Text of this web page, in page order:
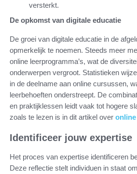
versterkt.
De opkomst van digitale educatie
De groei van digitale educatie in de
opmerkelijk te noemen. Steeds meer
online leerprogramma’s, wat de
onderwerpen vergroot. Statistieken
in de deelname aan online cursussen,
leerbehoeften onderstreept. De
en praktijklessen leidt vaak tot hogere
zoals te lezen is in dit artikel over
Identificeer jouw expertise
Het proces van expertise identificeren
Deze reflectie stelt individuen in staat